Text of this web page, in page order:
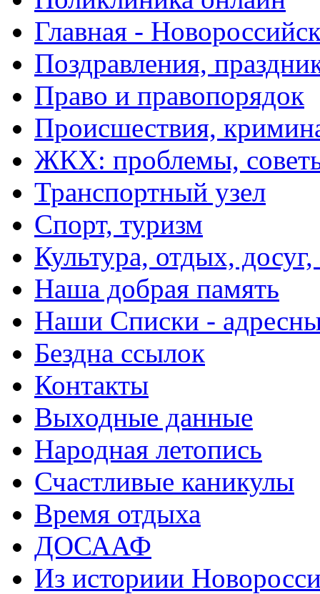
Главная -
Поздравления,
Право и правопорядок
Происшествия,
ЖКХ: проблемы,
Транспортный узел
Спорт, туризм
Культура, отдых,
Наша добрая память
Наши Списки -
Бездна ссылок
Контакты
Выходные данные
Народная летопись
Счастливые каникулы
Время отдыха
ДОСААФ
Из историии